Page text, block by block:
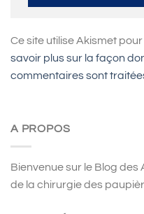
Ce site utilise Akismet
savoir plus sur la façon
commentaires sont
A PROPOS
Bienvenue sur le Blog
de la chirurgie des